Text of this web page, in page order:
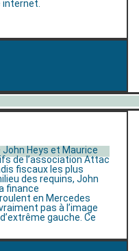
John Heys et Maurice
de l’association Attac
fiscaux les plus
des requins, John
finance
en Mercedes
pas à l’image
gauche. Ce